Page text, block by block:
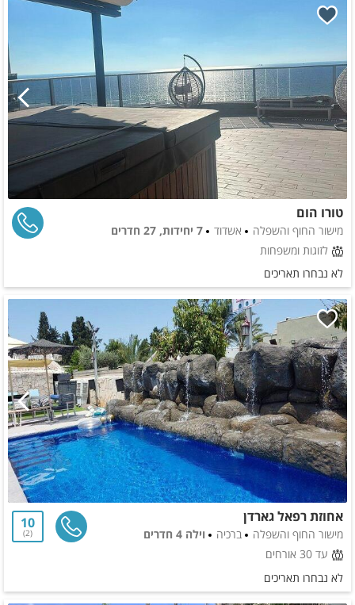
טורו הום
מישור החוף והשפלה אשדוד
7 יחידות, 27 חדרים
לזוגות ומשפחות
לא נבחרו תאריכים
אחוזת רפאל גארדן
מישור החוף והשפלה ברכיה
וילה 4 חדרים
עד 30 אורחים
10
2
לא נבחרו תאריכים